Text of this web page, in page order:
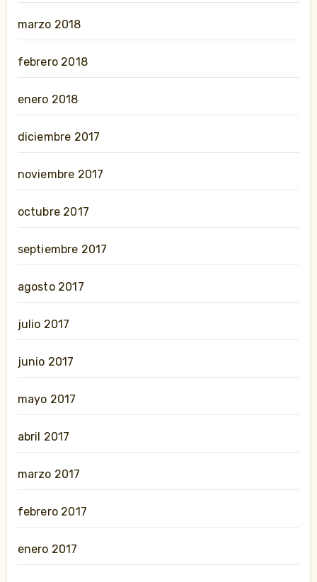
marzo 2018
febrero 2018
enero 2018
diciembre 2017
noviembre 2017
octubre 2017
septiembre 2017
agosto 2017
julio 2017
junio 2017
mayo 2017
abril 2017
marzo 2017
febrero 2017
enero 2017